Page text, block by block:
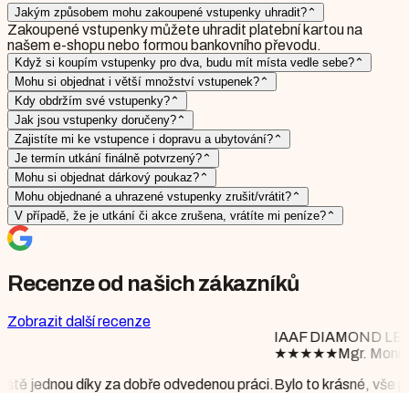
Jakým způsobem mohu zakoupené vstupenky uhradit? ⌃
Zakoupené vstupenky můžete uhradit platební kartou na
našem e-shopu nebo formou bankovního převodu.
Když si koupím vstupenky pro dva, budu mít místa vedle sebe? ⌃
Mohu si objednat i větší množství vstupenek? ⌃
Kdy obdržím své vstupenky? ⌃
Jak jsou vstupenky doručeny? ⌃
Zajistíte mi ke vstupence i dopravu a ubytování? ⌃
Je termín utkání finálně potvrzený? ⌃
Mohu si objednat dárkový poukaz? ⌃
Mohu objednané a uhrazené vstupenky zrušit/vrátit? ⌃
V případě, že je utkání či akce zrušena, vrátíte mi peníze? ⌃
Recenze od našich zákazníků
Zobrazit další recenze
práci.
IAAF DIAMOND LEAGUE BRUSSELS
Mgr. Monika Floriánová
Bylo to krásné, vše perfektně připraveno,